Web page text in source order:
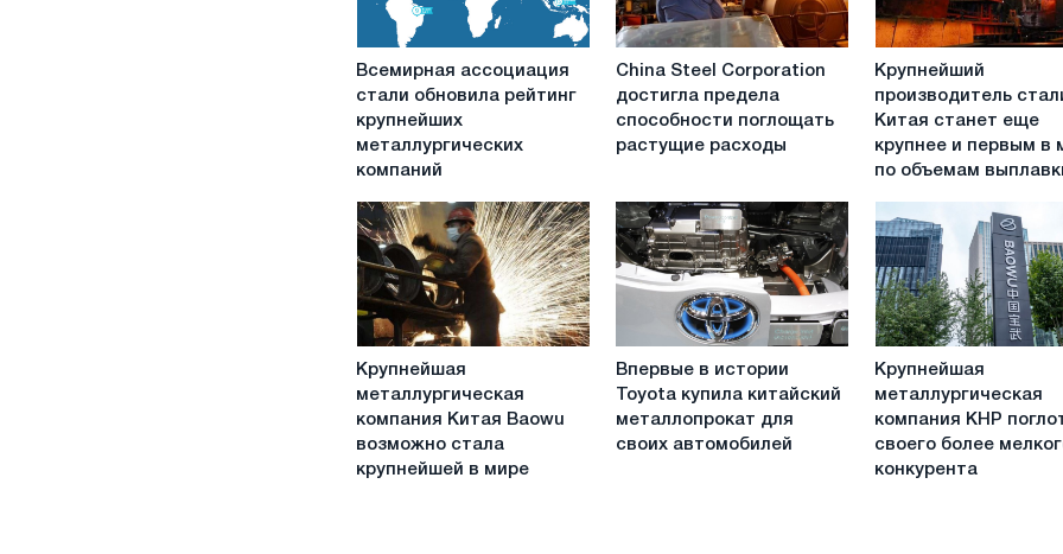
Всемирная
ассоциация
обновила
металлургических
компаний
Всемирная ассоциация
стали обновила рейтинг
крупнейших
металлургических
компаний
China
Corporation
предела
поглощать
растущие
расходы
China Steel Corporation
достигла предела
способности поглощать
растущие расходы
Крупнейший
производитель
стали
станет
и
первым
в
мире
по
объемам
выплавки
Крупнейший
производитель
Китая станет еще
крупнее и первым в
по объемам
Крупнейшая
металлургическая
компания
возможно
Крупнейшая
металлургическая
компания Китая Baowu
возможно стала
крупнейшей в мире
Впервые
в
истории
Впервые в истории
Toyota купила китайский
металлопрокат для
своих автомобилей
Крупнейшая
металлургическая
компания
своего
Крупнейшая
металлургическая
компания КНР
своего более
конкурента